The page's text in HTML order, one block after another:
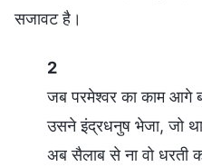
सजावट है।
2
जब परमेश्वर का काम आगे
उसने इंद्रधनुष भेजा, जो था
अब सैलाब से ना वो धरती